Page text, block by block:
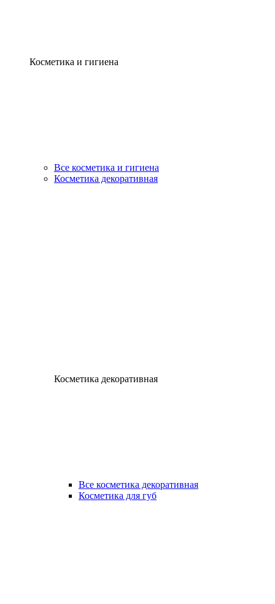
Косметика и гигиена
Все косметика и гигиена
Косметика декоративная
Косметика декоративная
Все косметика декоративная
Косметика для губ